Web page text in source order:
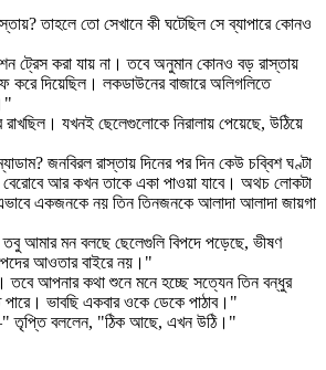
তাহলে তো সেখানে কী ঘটেছিল সে ব্যাপারে কোনও
ট্রেস করা যায় না। তবে অনুমান কোনও বড় রাস্তায়
দিয়েছিল। লকডাউনের বাজারে অলিগলিতে
যখনই ছেলেগুলোকে নিরালায় পেয়েছে, উঠিয়ে
জনবিরল রাস্তায় দিনের পর দিন কেউ চব্বিশ ঘণ্টা
আর কখন তাকে একা পাওয়া যাবে। অথচ লোকটা
একজনকে নয় তিন তিনজনকে আলাদা আলাদা জায়গা
আমার মন বলছে ছেলেগুলি বিপদে পড়েছে, ভীষণ
আওতার বাইরে নয়।"
তবে আপনার কথা শুনে মনে হচ্ছে সত্যেন তিন বন্ধুর
পারে। ভাবছি একবার ওকে ডেকে পাঠাব।"
তৃপ্তি বললেন, "ঠিক আছে, এখন উঠি।"